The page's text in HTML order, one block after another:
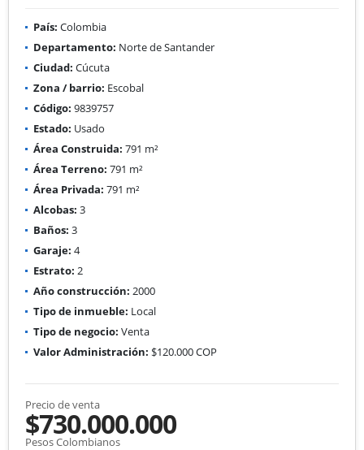
País: Colombia
Departamento: Norte de Santander
Ciudad: Cúcuta
Zona / barrio: Escobal
Código: 9839757
Estado: Usado
Área Construida: 791 m²
Área Terreno: 791 m²
Área Privada: 791 m²
Alcobas: 3
Baños: 3
Garaje: 4
Estrato: 2
Año construcción: 2000
Tipo de inmueble: Local
Tipo de negocio: Venta
Valor Administración: $120.000 COP
Precio de venta
$730.000.000
Pesos Colombianos